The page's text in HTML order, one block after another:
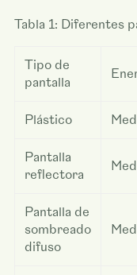
Tabla 1: Diferentes
Tipo de
pantalla
Plástico
Pantalla
reflectora
Pantalla de
sombreado
difuso